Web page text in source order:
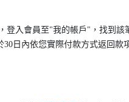
登入會員至"我的帳戶"，找到該
30日內依您實際付款方式返回